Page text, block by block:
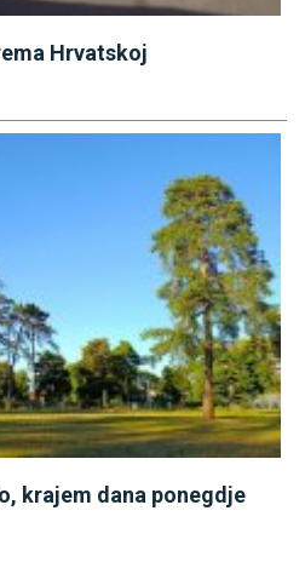
Hrvatskoj
krajem dana ponegdje